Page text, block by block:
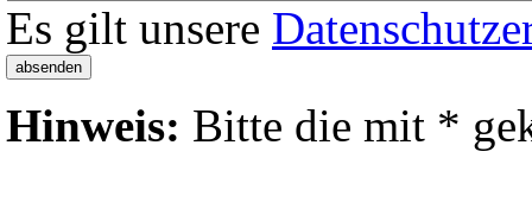
Es gilt unsere
Hinweis: Bitte die mit *